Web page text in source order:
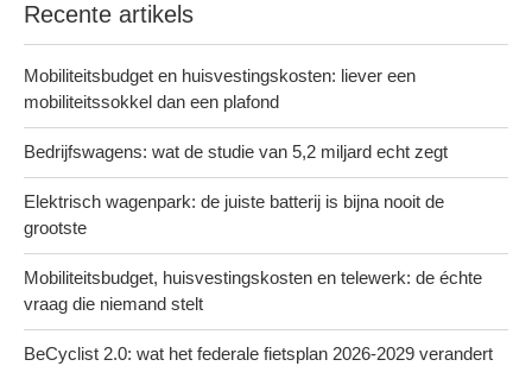
Recente artikels
Mobiliteitsbudget en huisvestingskosten: liever een
mobiliteitssokkel dan een plafond
Bedrijfswagens: wat de studie van 5,2 miljard echt zegt
Elektrisch wagenpark: de juiste batterij is bijna nooit de
grootste
Mobiliteitsbudget, huisvestingskosten en telewerk: de échte
vraag die niemand stelt
BeCyclist 2.0: wat het federale fietsplan 2026-2029 verandert